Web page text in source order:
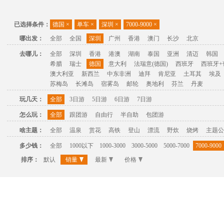
已选择条件： 德国 × 单车 × 深圳 × 7000-9000 ×
哪出发：
全部 全国 深圳 广州 香港 澳门 长沙 北京
去哪儿： 全部 深圳 香港 港澳 湖南 泰国 亚洲 清迈
韩国
希腊
瑞士 德国 意大利 法瑞意(德国) 西班牙
西班牙+
澳大利亚
新西兰 中东非洲 迪拜 肯尼亚 土耳其
埃及
苏梅岛
长滩岛 宿雾岛 邮轮 奥地利 芬兰 丹麦
玩几天： 全部 3日游 5日游 6日游 7日游
怎么玩： 全部 跟团游 自由行 半自助 包团游
啥主题： 全部 温泉 赏花 高铁 登山 漂流 野炊 烧烤 主题
多少钱： 全部 1000以下 1000-3000 3000-5000 5000-7000
7000-9000
排序：
默认 销量 最新 价格